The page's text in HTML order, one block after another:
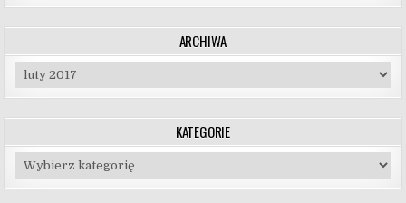
ARCHIWA
Archiwa
KATEGORIE
Kategorie